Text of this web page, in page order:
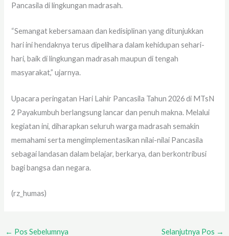
Pancasila di lingkungan madrasah.
“Semangat kebersamaan dan kedisiplinan yang ditunjukkan
hari ini hendaknya terus dipelihara dalam kehidupan sehari-
hari, baik di lingkungan madrasah maupun di tengah
masyarakat,” ujarnya.
Upacara peringatan Hari Lahir Pancasila Tahun 2026 di MTsN
2 Payakumbuh berlangsung lancar dan penuh makna. Melalui
kegiatan ini, diharapkan seluruh warga madrasah semakin
memahami serta mengimplementasikan nilai-nilai Pancasila
sebagai landasan dalam belajar, berkarya, dan berkontribusi
bagi bangsa dan negara.
(rz_humas)
← Pos Sebelumnya Selanjutnya Pos →